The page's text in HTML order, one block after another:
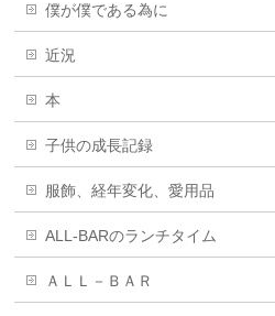
僕が僕である為に
近況
本
子供の成長記録
服飾、経年変化、愛用品
ALL-BARのランチタイム
ＡＬＬ－ＢＡＲ